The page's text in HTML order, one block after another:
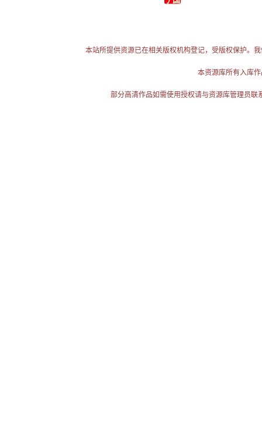
本站所提供资源已在相关版权机构登记，受版权保护。
本资源库所有入库
部分高清作品如需使用授权请与资源库管理员联